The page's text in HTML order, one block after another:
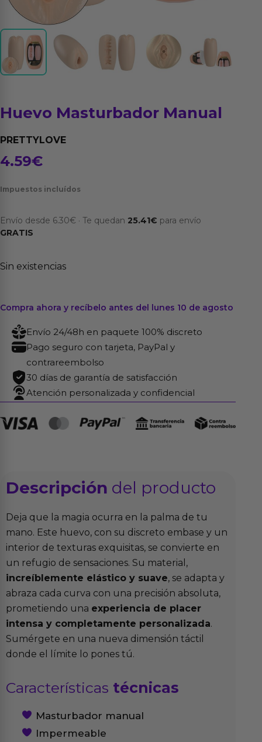
Huevo Masturbador Manual
PRETTYLOVE
4.59€
Impuestos incluídos
Envío desde 6.30€ · Te quedan 25.41€ para envío
GRATIS
Sin existencias
Compra ahora y recíbelo antes del lunes 10 de agosto
Envío 24/48h en paquete 100% discreto
Pago seguro con tarjeta, PayPal y
contrareembolso
30 días de garantía de satisfacción
Atención personalizada y confidencial
Descripción del producto
Deja que la magia ocurra en la palma de tu
mano. Este huevo, con su discreto embase y un
interior de texturas exquisitas, se convierte en
un refugio de sensaciones. Su material,
increíblemente elástico y suave, se adapta y
abraza cada curva con una precisión absoluta,
prometiendo una experiencia de placer
intensa y completamente personalizada.
Sumérgete en una nueva dimensión táctil
donde el límite lo pones tú.
Características técnicas
Masturbador manual
Impermeable